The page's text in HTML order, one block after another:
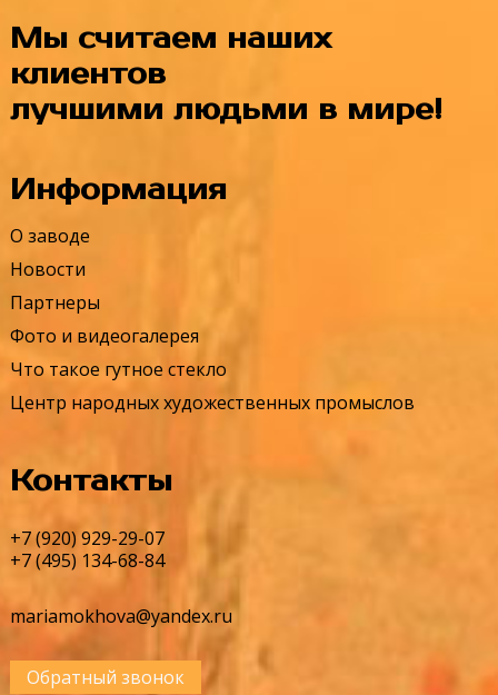
Мы считаем наших
клиентов
лучшими людьми в мире!
Информация
О заводе
Новости
Партнеры
Фото и видеогалерея
Что такое гутное стекло
Центр народных художественных промыслов
Контакты
+7 (920) 929-29-07
+7 (495) 134-68-84
mariamokhova@yandex.ru
Обратный звонок